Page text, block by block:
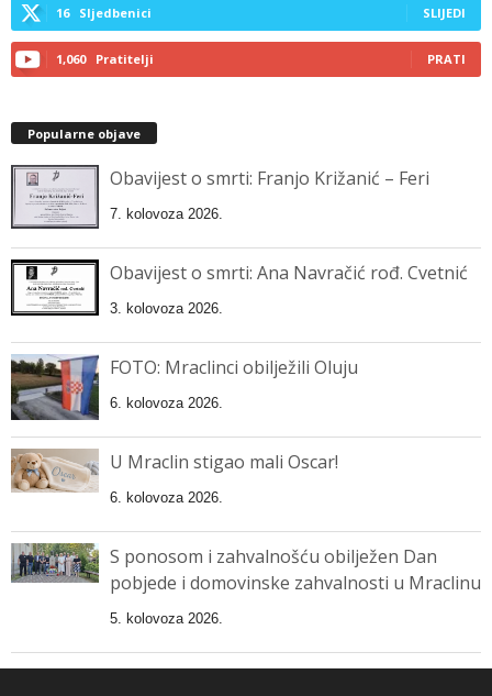
16 Sljedbenici SLIJEDI
1,060 Pratitelji PRATI
Popularne objave
Obavijest o smrti: Franjo Križanić – Feri
7. kolovoza 2026.
Obavijest o smrti: Ana Navračić rođ. Cvetnić
3. kolovoza 2026.
FOTO: Mraclinci obilježili Oluju
6. kolovoza 2026.
U Mraclin stigao mali Oscar!
6. kolovoza 2026.
S ponosom i zahvalnošću obilježen Dan
pobjede i domovinske zahvalnosti u Mraclinu
5. kolovoza 2026.